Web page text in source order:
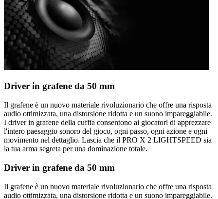
Driver in grafene da 50 mm
Il grafene è un nuovo materiale rivoluzionario che offre una risposta
audio ottimizzata, una distorsione ridotta e un suono impareggiabile.
I driver in grafene della cuffia consentono ai giocatori di apprezzare
l'intero paesaggio sonoro del gioco, ogni passo, ogni azione e ogni
movimento nel dettaglio. Lascia che il PRO X 2 LIGHTSPEED sia
la tua arma segreta per una dominazione totale.
Driver in grafene da 50 mm
Il grafene è un nuovo materiale rivoluzionario che offre una risposta
audio ottimizzata, una distorsione ridotta e un suono impareggiabile.